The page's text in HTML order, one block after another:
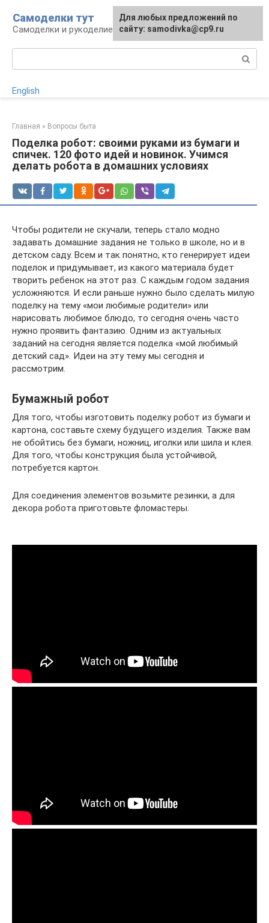
контенту
Самоделки тут
Самоделки и рукоделие для дома и участка
English
Главная » Вопросы быта
Поделка робот: своими руками из бумаги и
спичек. 120 фото идей и новинок. Учимся
делать робота в домашних условиях
Чтобы родители не скучали, теперь стало модно
задавать домашние задания не только в школе, но и в
детском саду. Всем и так понятно, кто генерирует идеи
поделок и придумывает, из какого материала будет
творить ребенок на этот раз. С каждым годом задания
усложняются. И если раньше нужно было сделать милую
поделку на тему «мои любимые родители» или
нарисовать любимое блюдо, то сегодня очень часто
нужно проявить фантазию. Одним из актуальных
заданий на сегодня является поделка «мой любимый
детский сад». Идеи на эту тему мы сегодня и
рассмотрим.
Бумажный робот
Для того, чтобы изготовить поделку робот из бумаги и
картона, составьте схему будущего изделия. Также вам
не обойтись без бумаги, ножниц, иголки или шила и клея.
Для того, чтобы конструкция была устойчивой,
потребуется картон.
Для соединения элементов возьмите резинки, а для
декора робота приготовьте фломастеры.
Для любых предложений по
сайту: samodivka@cp9.ru